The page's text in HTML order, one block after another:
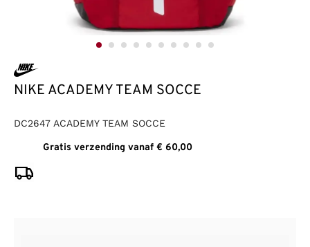
NIKE ACADEMY TEAM SOCCE
DC2647 ACADEMY TEAM SOCCE
Gratis verzending vanaf € 60,00